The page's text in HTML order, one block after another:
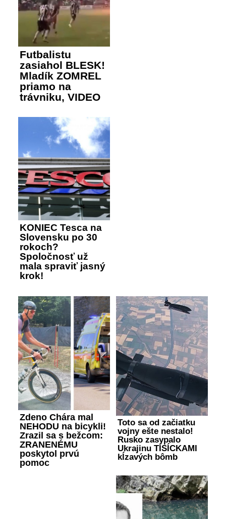
Futbalistu
zasiahol BLESK!
Mladík ZOMREL
priamo na
trávniku, VIDEO
KONIEC Tesca na
Slovensku po 30
rokoch?
Spoločnosť už
mala spraviť jasný
krok!
Zdeno Chára mal
NEHODU na bicykli!
Zrazil sa s bežcom:
ZRANENÉMU
poskytol prvú
pomoc
Toto sa od začiatku
vojny ešte nestalo!
Rusko zasypalo
Ukrajinu TISÍCKAMI
kĺzavých bômb